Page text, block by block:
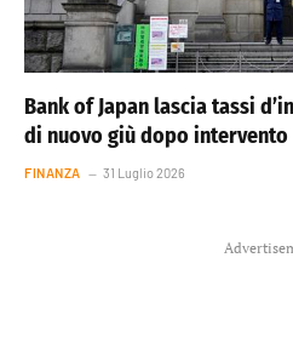
Bank of Japan lascia tassi
di nuovo giù dopo intervento
FINANZA 31 Luglio 2026